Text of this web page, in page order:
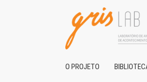
O PROJETO